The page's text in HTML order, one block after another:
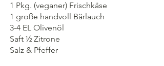
1 Pkg. (veganer) Frischkäse
1 große handvoll Bärlauch
3-4 EL Olivenöl
Saft ½ Zitrone
Salz & Pfeffer